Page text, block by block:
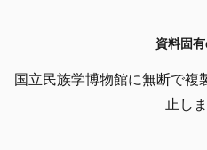
資料固
国立民族学博物館に無断で複
止しま